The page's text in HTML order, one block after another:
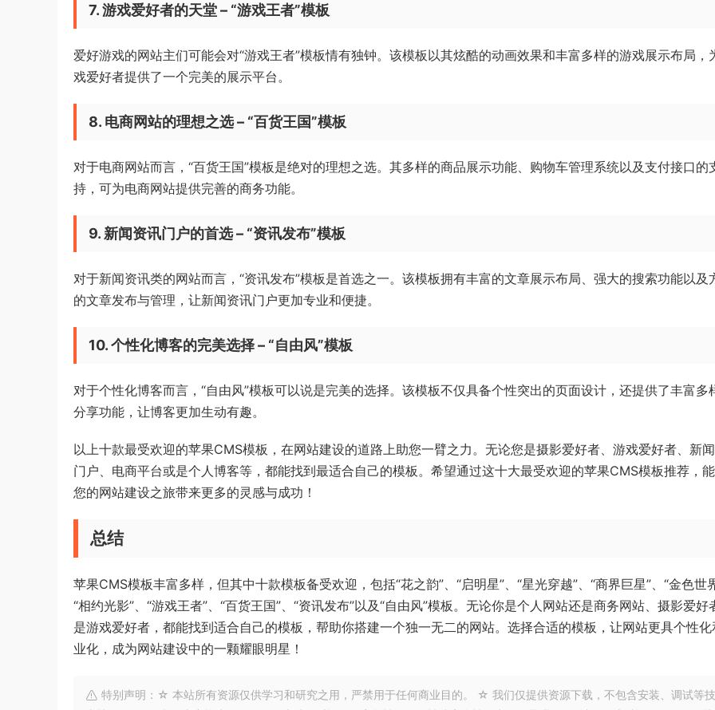
7. 游戏爱好者的天堂 – “游戏王者”模板
爱好游戏的网站主们可能会对“游戏王者”模板情有独钟。该模板以其炫酷的动画效果和丰富多样的游戏展示布局，
戏爱好者提供了一个完美的展示平台。
8. 电商网站的理想之选 – “百货王国”模板
对于电商网站而言，“百货王国”模板是绝对的理想之选。其多样的商品展示功能、购物车管理系统以及支付接口的
持，可为电商网站提供完善的商务功能。
9. 新闻资讯门户的首选 – “资讯发布”模板
对于新闻资讯类的网站而言，“资讯发布”模板是首选之一。该模板拥有丰富的文章展示布局、强大的搜索功能以及
的文章发布与管理，让新闻资讯门户更加专业和便捷。
10. 个性化博客的完美选择 – “自由风”模板
对于个性化博客而言，“自由风”模板可以说是完美的选择。该模板不仅具备个性突出的页面设计，还提供了丰富多
分享功能，让博客更加生动有趣。
以上十款最受欢迎的苹果CMS模板，在网站建设的道路上助您一臂之力。无论您是摄影爱好者、游戏爱好者、新
门户、电商平台或是个人博客等，都能找到最适合自己的模板。希望通过这十大最受欢迎的苹果CMS模板推荐，
您的网站建设之旅带来更多的灵感与成功！
总结
苹果CMS模板丰富多样，但其中十款模板备受欢迎，包括“花之韵”、“启明星”、“星光穿越”、“商界巨星”、“金色世界
“相约光影”、“游戏王者”、“百货王国”、“资讯发布”以及“自由风”模板。无论你是个人网站还是商务网站、摄影爱好
是游戏爱好者，都能找到适合自己的模板，帮助你搭建一个独一无二的网站。选择合适的模板，让网站更具个性化
业化，成为网站建设中的一颗耀眼明星！
特别声明：☆ 本站所有资源仅供学习和研究之用，严禁用于任何商业目的。 ☆ 我们仅提供资源下载，不包含安装、调试等